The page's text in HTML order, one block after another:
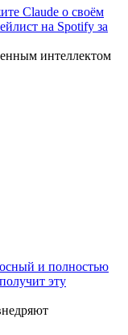
Claude о своём
на Spotify за
интеллектом
и полностью
эту